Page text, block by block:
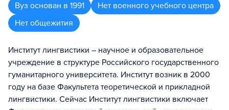
Вуз основан в 1991
Нет военного учебного центра
Нет общежития
Институт лингвистики – научное и образовательное
учреждение в структуре Российского государственного
гуманитарного университета. Институт возник в 2000
году на базе Факультета теоретической и прикладной
лингвистики. Сейчас Институт лингвистики включает